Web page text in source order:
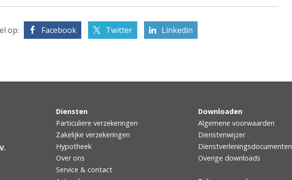
op: Facebook Twitter Linkedin
Diensten
Particuliere verzekeringen
Zakelijke verzekeringen
Hypotheek
Over ons
Service & contact
Downloaden
Algemene voorwaarden
Dienstenwijzer
Dienstverleningsdocumenten
Overige downloads